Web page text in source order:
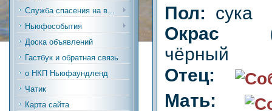
Служба спасения на в...
Ньюфособытия
Доска объявлений
Гастбук и обратная связь
о НКП Ньюфаундленд
Чатик
Карта сайта
Пол: сука
Окрас
чёрный
Отец:
Мать: